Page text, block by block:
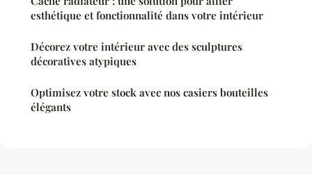
esthétique et fonctionnalité dans votre intérieur
Décorez votre intérieur avec des sculptures
décoratives atypiques
Optimisez votre stock avec nos casiers bouteilles
élégants